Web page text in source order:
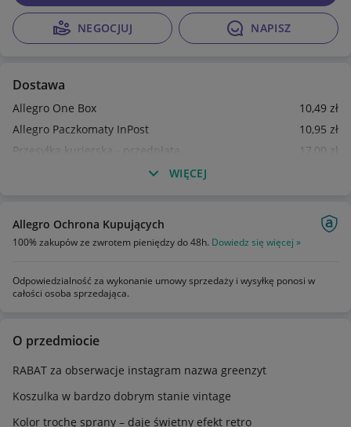
NEGOCJUJ NAPISZ
Dostawa
Allegro One Box 10,49 zł
Allegro Paczkomaty InPost
10,95 zł
Przesyłka kurierska - przedpłata
17 ,00
zł
WIĘCEJ
Allegro Ochrona Kupujących
100% zakupów ze zwrotem pieniędzy do 48h. Dowiedz się więcej »
Odpowiedzialność za wykonanie umowy sprzedaży i wysyłkę ponosi w
całości osoba sprzedająca.
O przedmiocie
RABAT za obserwacje instagram nazwa greenzyt
Koszulka w bardzo dobrym stanie vintage
Kolor trochę sprany – daje świetny efekt retro